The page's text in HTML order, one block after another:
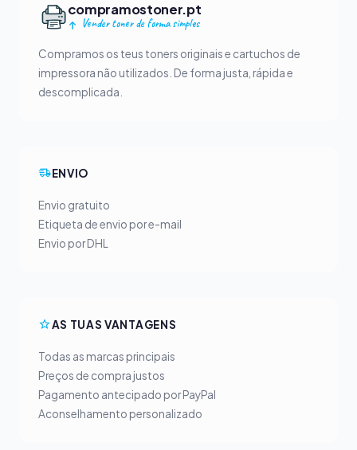
compramostoner.pt
Vender toner de forma simples
Compramos os teus toners originais e cartuchos de
impressora não utilizados. De forma justa, rápida e
descomplicada.
ENVIO
Envio gratuito
Etiqueta de envio por e-mail
Envio por DHL
AS TUAS VANTAGENS
Todas as marcas principais
Preços de compra justos
Pagamento antecipado por PayPal
Aconselhamento personalizado